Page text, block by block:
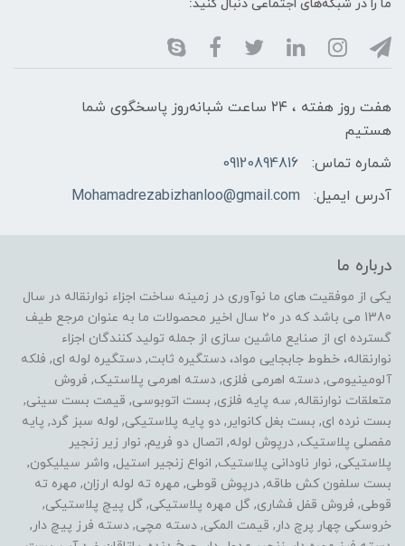
ما را در شبکه‌های اجتماعی دنبال کنید:
هفت روز هفته ، ۲۴ ساعت شبانه‌روز پاسخگوی شما
هستیم
شماره تماس:
09120894816
آدرس ایمیل:
Mohamadrezabizhanloo@gmail.com
درباره ما
یکی از موفقیت های ما نوآوری در زمینه ساخت اجزاء نوارنقاله در سال
1380 می باشد که در ۲۰ سال اخیر محصولات ما به عنوان مرجع طیف
گسترده ای از صنایع ماشین سازی از جمله تولید کنندگان اجزاء
نوارنقاله، خطوط جابجایی مواد، دستگیره ثابت, دستگیره لوله ای, فلکه
آلومینیومی, دسته اهرمی فلزی, دسته اهرمی پلاستیک, فروش
متعلقات نوارنقاله, سه پایه فلزی, بست اتوبوسی, قیمت بست سینی,
بست نرده ای, بست بغل کانوایر, دو پایه پلاستیکی, لوله سبز گرد, پایه
مفصلی پلاستیک, درپوش لوله, اتصال دو فریم, نوار زیر زنجیر
پلاستیکی, نوار ناودانی پلاستیک, انواع زنجیر استیل, واشر سیلیکون,
بست سلفون کش طاقه, درپوش قوطی, مهره ته لوله ارزان, مهره ته
قوطی, فروش قفل فشاری, گل مهره پلاستیکی, گل پیچ پلاستیکی,
خروسکی چهار پرچ دار, قیمت المکی, دسته مچی, دسته فرز پیچ دار,